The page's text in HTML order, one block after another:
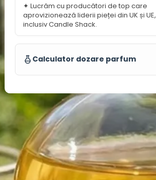
✦ Lucrăm cu producători de top care
aprovizionează liderii pieței din UK și UE,
inclusiv Candle Shack.
Calculator dozare parfum